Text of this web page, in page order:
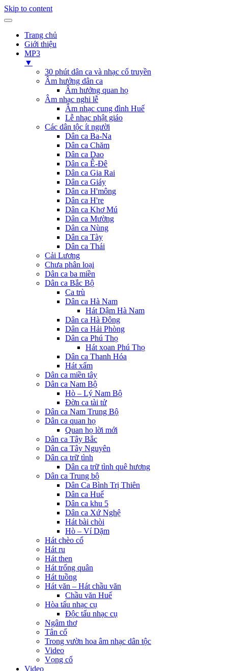
Skip to content
Trang chủ
Giới thiệu
MP3
▼
30 phút dân ca và nhạc cổ truyền
Âm hưởng dân ca
Âm hưởng quan họ
Âm nhạc nghi lễ
Âm nhạc cung đình Huế
Lễ nhạc phật giáo
Các dân tộc ít người
Dân ca Ba-Na
Dân ca Chăm
Dân ca Dao
Dân ca Ê-Đê
Dân ca Gia Rai
Dân ca Giáy
Dân ca H'mông
Dân ca H're
Dân ca Khơ Mú
Dân ca Mường
Dân ca Nùng
Dân ca Tày
Dân ca Thái
Cải Lương
Chưa phân loại
Dân ca ba miền
Dân ca Bắc Bộ
Ca trù
Dân ca Hà Nam
Hát Dậm Hà Nam
Dân ca Hà Đông
Dân ca Hải Phòng
Dân ca Phú Thọ
Hát xoan Phú Thọ
Dân ca Thanh Hóa
Hát xẩm
Dân ca miền tây
Dân ca Nam Bộ
Hò – Lý Nam Bộ
Đờn ca tài tử
Dân ca Nam Trung Bộ
Dân ca quan họ
Quan họ lời mới
Dân ca Tây Bắc
Dân ca Tây Nguyên
Dân ca trữ tình
Dân ca trữ tình quê hương
Dân ca Trung bộ
Dân Ca Bình Trị Thiên
Dân ca Huế
Dân ca khu 5
Dân ca Xứ Nghệ
Hát bài chòi
Hò – Ví Dặm
Hát chèo cổ
Hát ru
Hát then
Hát trống quân
Hát tuồng
Hát văn – Hát chầu văn
Chầu văn Huế
Hòa tấu nhạc cụ
Độc tấu nhạc cụ
Ngâm thơ
Tân cổ
Trong vườn hoa âm nhạc dân tộc
Video
Vọng cổ
Video